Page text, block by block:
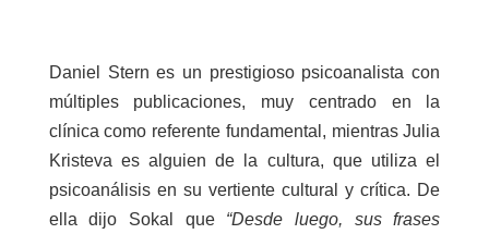
Daniel Stern es un prestigioso psicoanalista con
múltiples publicaciones, muy centrado en la
clínica como referente fundamental, mientras Julia
Kristeva es alguien de la cultura, que utiliza el
psicoanálisis en su vertiente cultural y crítica. De
ella dijo Sokal que “Desde luego, sus frases